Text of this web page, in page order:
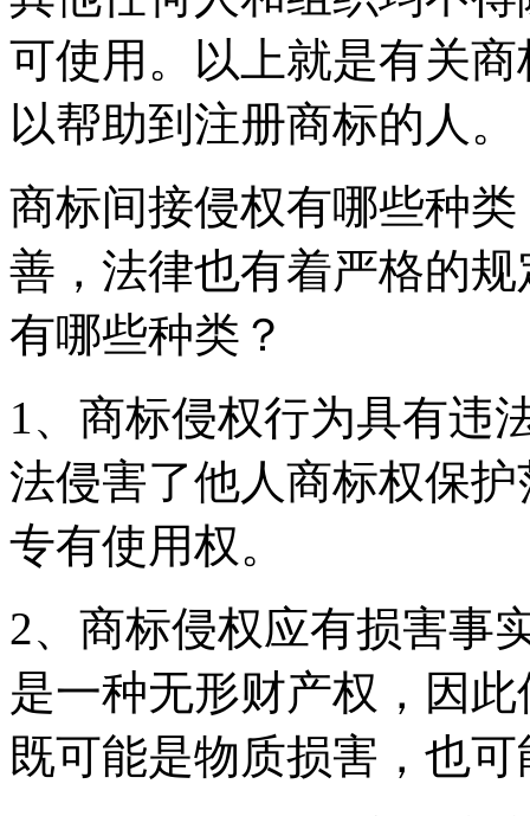
可使用。以上就是有关
以帮助到注册商标的人。
商标间接侵权有哪些种
善，法律也有着严格的
有哪些种类？
1、商标侵权行为具有违
法侵害了他人商标权保
专有使用权。
2、商标侵权应有损害事
是一种无形财产权，因
既可能是物质损害，也